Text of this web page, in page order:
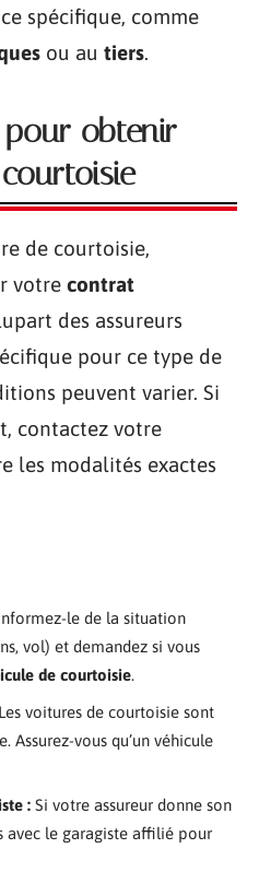
spécifique, comme
ou au tiers.
pour obtenir
de courtoisie,
votre contrat
des assureurs
pour ce type de
peuvent varier. Si
contactez votre
les modalités exactes
le de la situation
vol) et demandez si vous
de courtoisie.
Les voitures de courtoisie sont
Assurez-vous qu’un véhicule
: Si votre assureur donne son
avec le garagiste affilié pour